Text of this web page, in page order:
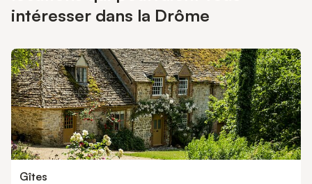
intéresser dans la Drôme
Gîtes